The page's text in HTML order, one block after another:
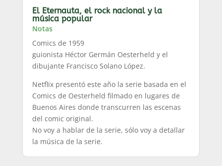
El Eternauta, el rock nacional y la
música popular
Notas
Comics de 1959
guionista Héctor Germán Oesterheld y el
dibujante Francisco Solano López.
Netflix presentó este año la serie basada en el
Comics de Oesterheld filmado en lugares de
Buenos Aires donde transcurren las escenas
del comic original.
No voy a hablar de la serie, sólo voy a detallar
la música de la serie.